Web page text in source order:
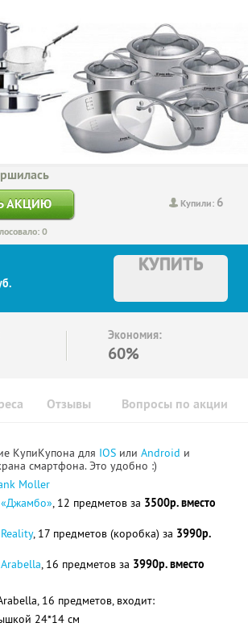
Купили: 6
АКЦИЮ
0
КУПИТЬ
Экономия:
60%
Отзывы Вопросы по акции
КупиКупона для IOS или Android и
смартфона. Это удобно :)
Moller
«Джамбо», 12 предметов за 3500р. вместо
Reality, 17 предметов (коробка) за 3990р.
Arabella, 16 предметов за 3990р. вместо
16 предметов, входит:
24*14 см